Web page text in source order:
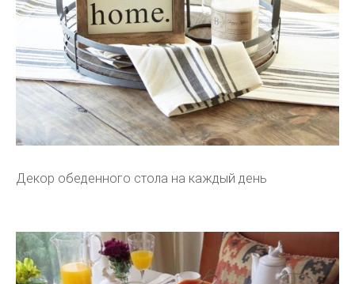
Декор обеденного стола на каждый день